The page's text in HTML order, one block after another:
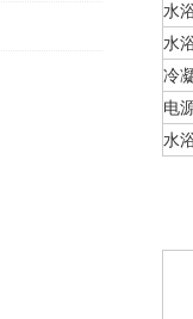
水
水
冷
电
水